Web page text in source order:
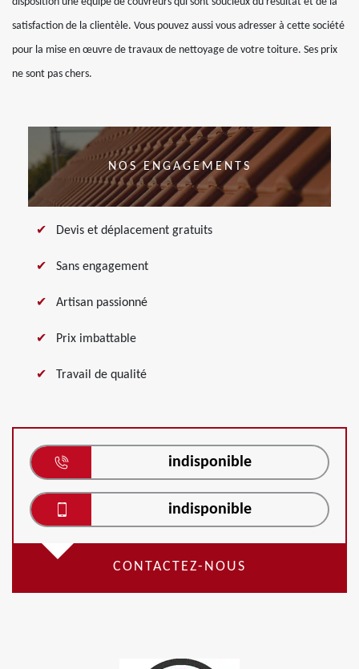
satisfaction de la clientèle. Vous pouvez aussi vous adresser à cette société
pour la mise en œuvre de travaux de nettoyage de votre toiture. Ses prix
ne sont pas chers.
NOS ENGAGEMENTS
Devis et déplacement gratuits
Sans engagement
Artisan passionné
Prix imbattable
Travail de qualité
indisponible
indisponible
CONTACTEZ-NOUS